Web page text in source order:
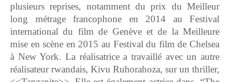
plusieurs reprises, notamment du prix du Meilleur
long métrage francophone en 2014 au Festival
international du film de Genève et de la Meilleure
mise en scène en 2015 au Festival du film de Chelsea
à New York. La réalisatrice a travaillé avec un autre
réalisateur rwandais, Kivu Ruhorahoza, sur un thriller,